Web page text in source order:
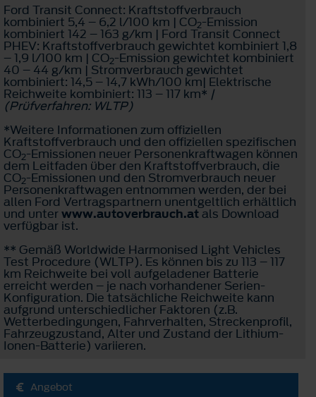
Ford Transit Connect: Kraftstoffverbrauch
kombiniert 5,4 – 6,2 l/100 km | CO2-Emission
kombiniert 142 – 163 g/km | Ford Transit Connect
PHEV: Kraftstoffverbrauch gewichtet kombiniert 1,8
– 1,9 l/100 km | CO2-Emission gewichtet kombiniert
40 – 44 g/km | Stromverbrauch gewichtet
kombiniert: 14,5 – 14,7 kWh/100 km| Elektrische
Reichweite kombiniert: 113 – 117 km* |
(Prüfverfahren: WLTP)
*Weitere Informationen zum offiziellen
Kraftstoffverbrauch und den offiziellen spezifischen
CO2-Emissionen neuer Personenkraftwagen können
dem Leitfaden über den Kraftstoffverbrauch, die
CO2-Emissionen und den Stromverbrauch neuer
Personenkraftwagen entnommen werden, der bei
allen Ford Vertragspartnern unentgeltlich erhältlich
und unterwww.autoverbrauch.atals Download
verfügbar ist.
** Gemäß Worldwide Harmonised Light Vehicles
Test Procedure (WLTP). Es können bis zu 113 – 117
km Reichweite bei voll aufgeladener Batterie
erreicht werden – je nach vorhandener Serien-
Konfiguration. Die tatsächliche Reichweite kann
aufgrund unterschiedlicher Faktoren (z.B.
Wetterbedingungen, Fahrverhalten, Streckenprofil,
Fahrzeugzustand, Alter und Zustand der Lithium-
Ionen-Batterie) variieren.
Angebot